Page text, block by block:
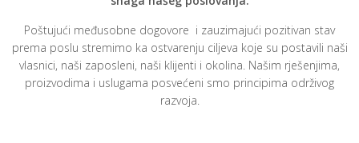
Poštujući međusobne dogovore i zauzimajući pozitivan stav
prema poslu stremimo ka ostvarenju ciljeva koje su postavili naši
vlasnici, naši zaposleni, naši klijenti i okolina. Našim rješenjima,
proizvodima i uslugama posvećeni smo principima održivog
razvoja.